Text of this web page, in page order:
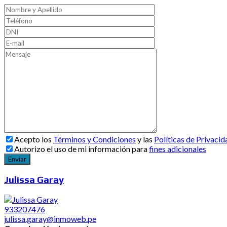
Acepto los Términos y Condiciones y las Políticas de
Autorizo el uso de mi información parafines adicionales
Julissa Garay
933207476
julissa.garay@inmoweb.pe